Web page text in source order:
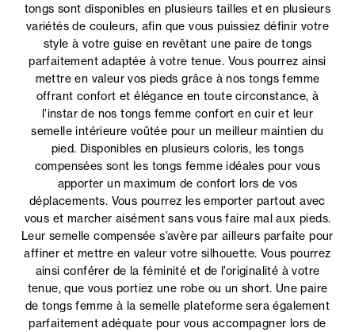
tongs sont disponibles en plusieurs tailles et en plusieurs
variétés de couleurs, afin que vous puissiez définir votre
style à votre guise en revêtant une paire de tongs
parfaitement adaptée à votre tenue. Vous pourrez ainsi
mettre en valeur vos pieds grâce à nos tongs femme
offrant confort et élégance en toute circonstance, à
l’instar de nos tongs femme confort en cuir et leur
semelle intérieure voûtée pour un meilleur maintien du
pied. Disponibles en plusieurs coloris, les tongs
compensées sont les tongs femme idéales pour vous
apporter un maximum de confort lors de vos
déplacements. Vous pourrez les emporter partout avec
vous et marcher aisément sans vous faire mal aux pieds.
Leur semelle compensée s’avère par ailleurs parfaite pour
affiner et mettre en valeur votre silhouette. Vous pourrez
ainsi conférer de la féminité et de l’originalité à votre
tenue, que vous portiez une robe ou un short. Une paire
de tongs femme à la semelle plateforme sera également
parfaitement adéquate pour vous accompagner lors de